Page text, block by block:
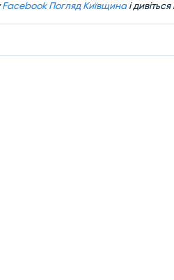
Facebook Погляд Київщина і